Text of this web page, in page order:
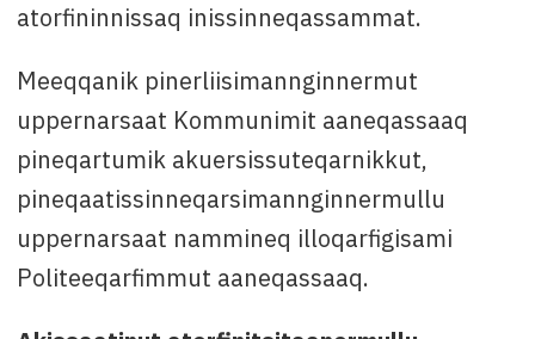
atorfininnissaq inissinneqassammat.
Meeqqanik pinerliisimannginnermut
uppernarsaat Kommunimit aaneqassaaq
pineqartumik akuersissuteqarnikkut,
pineqaatissinneqarsimannginnermullu
uppernarsaat nammineq illoqarfigisami
Politeeqarfimmut aaneqassaaq.